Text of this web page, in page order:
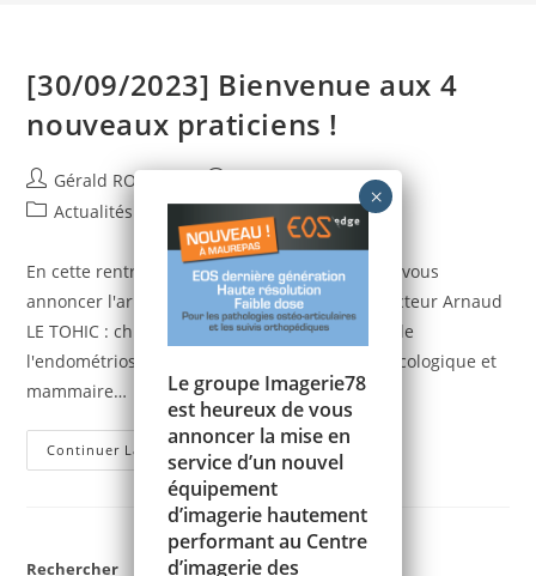
[30/09/2023] Bienvenue aux 4
nouveaux praticiens !
Auteur/autrice
de
Gérald ROUSSEL
publiée :
30 septembre 2023
PostActualités
En cette rentrée 2023, nous avons le plaisir de vous
annoncer l'arrivée de nouveaux praticiens: Docteur Arnaud
LE TOHIC : chirurgie gynécologique, chirurgie de
l'endométriose, chirurgie cancérologique gynécologique et
mammaire…
Continuer La Lecture [30/09/2023]
Bienvenue
Aux
4
Nouveaux
Praticiens
!
Rechercher
Le groupe Imagerie78
est heureux de vous
annoncer la mise en
service d’un nouvel
équipement
d’imagerie hautement
performant au Centre
d’imagerie des